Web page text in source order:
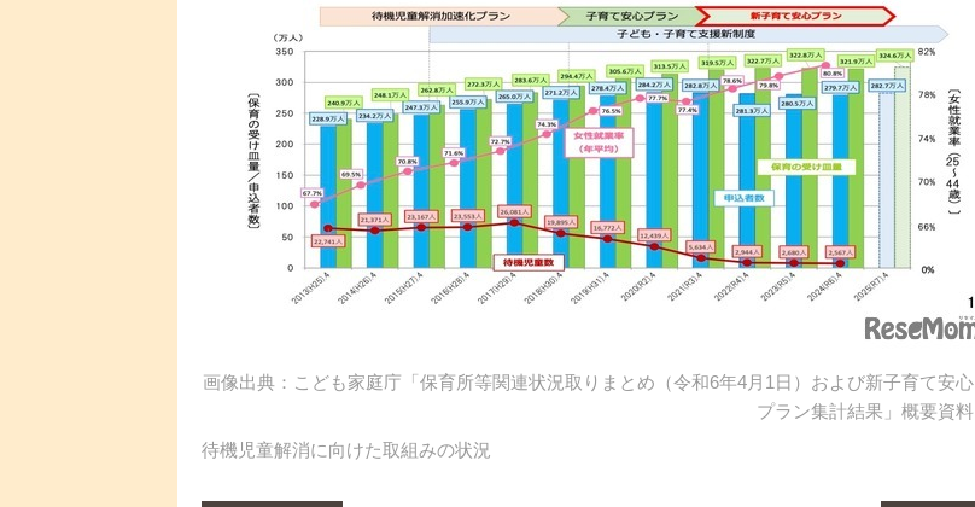
画像出典：こども家庭庁「保育所等関連状況取りまとめ（令和6年4月1日）および新子育て安心
プラン集計結果」概要資料
待機児童解消に向けた取組みの状況